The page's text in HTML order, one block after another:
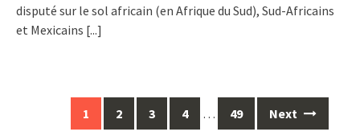
disputé sur le sol africain (en Afrique du Sud), Sud-Africains
et Mexicains [...]
navigation
1 2 3 4 … 49 Next